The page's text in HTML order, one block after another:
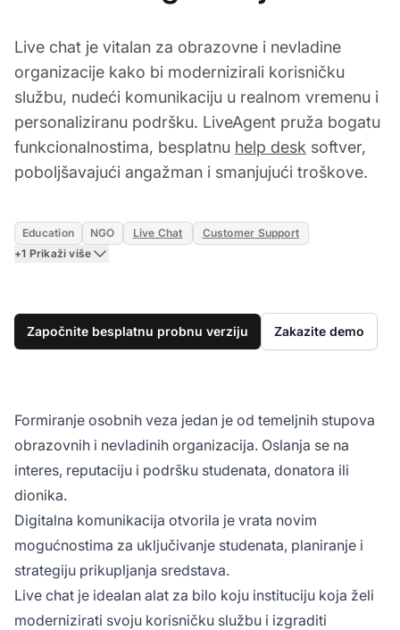
Live chat je vitalan za obrazovne i nevladine
organizacije kako bi modernizirali korisničku
službu, nudeći komunikaciju u realnom vremenu i
personaliziranu podršku. LiveAgent pruža bogatu
funkcionalnostima, besplatnu help desk softver,
poboljšavajući angažman i smanjujući troškove.
Education NGO Live Chat
Customer Support
+1 Prikaži više
Započnite besplatnu probnu verziju Zakazite demo
Formiranje osobnih veza jedan je od temeljnih stupova
obrazovnih i nevladinih organizacija. Oslanja se na
interes, reputaciju i podršku studenata, donatora ili
dionika.
Digitalna komunikacija otvorila je vrata novim
mogućnostima za uključivanje studenata, planiranje i
strategiju prikupljanja sredstava.
Live chat je idealan alat za bilo koju instituciju koja želi
modernizirati svoju korisničku službu i izgraditi